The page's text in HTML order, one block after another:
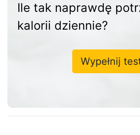
Ile tak naprawdę
kalorii dziennie?
Wypełnij